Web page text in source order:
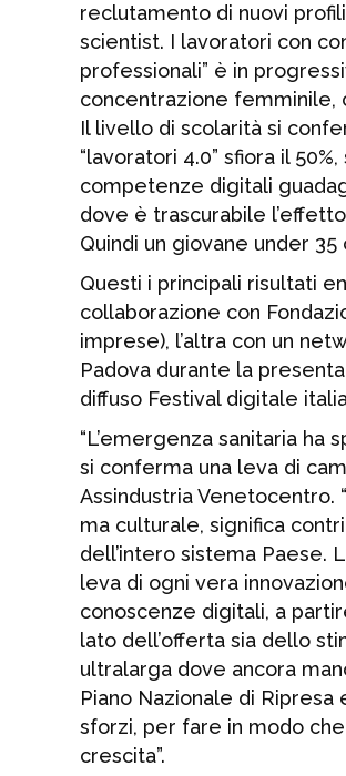
reclutamento di nuovi
scientist. I lavoratori con
professionali” è in
concentrazione femminile,
Il livello di scolarità si
“lavoratori 4.0” sfiora il
competenze digitali
dove è trascurabile
Quindi un giovane under
Questi i principali risultati
collaborazione con
imprese), l’altra con un
Padova durante la
diffuso Festival digitale
“L’emergenza sanitaria
si conferma una leva di
Assindustria
ma culturale, significa
dell’intero sistema Paese.
leva di ogni vera
conoscenze digitali, a
lato dell’offerta sia dello
ultralarga dove ancora
Piano Nazionale di
sforzi, per fare in modo
crescita”.